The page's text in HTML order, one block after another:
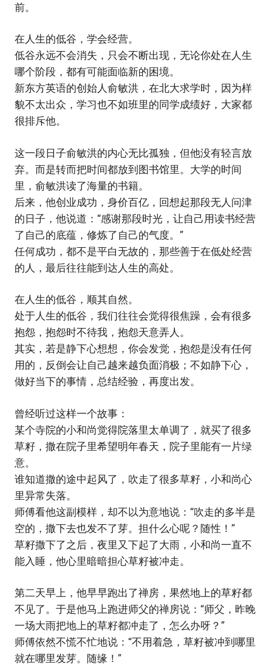
前。
在人生的低谷，学会经营。
低谷永远不会消失，只会不断出现，无论你处在人生
哪个阶段，都有可能面临新的困境。
新东方英语的创始人俞敏洪，在北大求学时，因为样
貌不太出众，学习也不如班里的同学成绩好，大家都
很排斥他。
这一段日子俞敏洪的内心无比孤独，但他没有轻言放
弃。而是转而把时间都放到图书馆里。大学的时间
里，俞敏洪读了海量的书籍。
后来，他创业成功，身价百亿，回想起那段无人问津
的日子，他说道：“感谢那段时光，让自己用读书经营
了自己的底蕴，修炼了自己的气度。”
任何成功，都不是平白无故的，那些善于在低处经营
的人，最后往往能到达人生的高处。
在人生的低谷，顺其自然。
处于人生的低谷，我们往往会觉得很焦躁，会有很多
抱怨，抱怨时不待我，抱怨天意弄人。
其实，若是静下心想想，你会发觉，抱怨是没有任何
用的，反倒会让自己越来越负面消极；不如静下心，
做好当下的事情，总结经验，再度出发。
曾经听过这样一个故事：
某个寺院的小和尚觉得院落里太单调了，就买了很多
草籽，撒在院子里希望明年春天，院子里能有一片绿
意。
谁知道撒的途中起风了，吹走了很多草籽，小和尚心
里异常失落。
师傅看他这副模样，却不以为意地说：“吹走的多半是
空的，撒下去也发不了芽。担什么心呢？随性！”
草籽撒下了之后，夜里又下起了大雨，小和尚一直不
能入睡，他心里暗暗担心草籽被冲走。
第二天早上，他早早跑出了禅房，果然地上的草籽都
不见了。于是他马上跑进师父的禅房说：“师父，昨晚
一场大雨把地上的草籽都冲走了，怎么办呀？”
师傅依然不慌不忙地说：“不用着急，草籽被冲到哪里
就在哪里发芽。随缘！”